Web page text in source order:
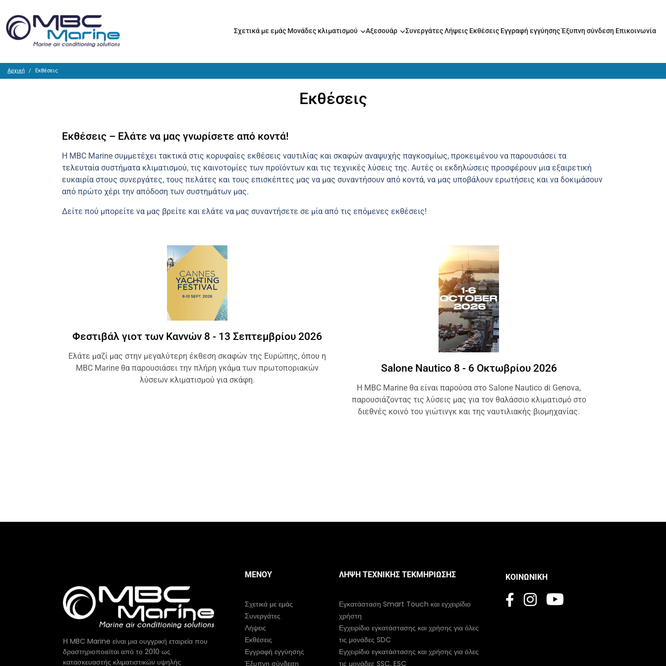
Σχετικά με εμάς Μονάδες κλιματισμού Αξεσουάρ ΣυνεργάτεςΛήψεις Εκθέσεις Εγγραφή εγγύησηςΈξυπνη σύνδεση Επικοινωνία
Αρχική Εκθέσεις
Εκθέσεις
Εκθέσεις – Ελάτε να μας γνωρίσετε από κοντά!
Η MBC Marine συμμετέχει τακτικά στις κορυφαίες εκθέσεις ναυτιλίας και σκαφών αναψυχής παγκοσμίως, προκειμένου να παρουσιάσει τα
τελευταία συστήματα κλιματισμού, τις καινοτομίες των προϊόντων και τις τεχνικές λύσεις της. Αυτές οι εκδηλώσεις προσφέρουν μια εξαιρετική
ευκαιρία στους συνεργάτες, τους πελάτες και τους επισκέπτες μας να μας συναντήσουν από κοντά, να μας υποβάλουν ερωτήσεις και να δοκιμάσουν
από πρώτο χέρι την απόδοση των συστημάτων μας.
Δείτε πού μπορείτε να μας βρείτε και ελάτε να μας συναντήσετε σε μία από τις επόμενες εκθέσεις!
Φεστιβάλ γιοτ των Καννών 8 - 13 Σεπτεμβρίου 2026
Ελάτε μαζί μας στην μεγαλύτερη έκθεση σκαφών της Ευρώπης, όπου η
MBC Marine θα παρουσιάσει την πλήρη γκάμα των πρωτοποριακών
λύσεων κλιματισμού για σκάφη.
Salone Nautico 8 - 6 Οκτωβρίου 2026
Η MBC Marine θα είναι παρούσα στο Salone Nautico di Genova,
παρουσιάζοντας τις λύσεις μας για τον θαλάσσιο κλιματισμό στο
διεθνές κοινό του γιώτινγκ και της ναυτιλιακής βιομηχανίας.
Η MBC Marine είναι μια ουγγρική εταιρεία που
δραστηριοποιείται από το 2010 ως
κατασκευαστής κλιματιστικών υψηλής
ΜΕΝΟΎ
Σχετικά με εμάς
Συνεργάτες
Λήψεις
Εκθέσεις
Εγγραφή εγγύησης
Έξυπνη σύνδεση
ΛΉΨΗ ΤΕΧΝΙΚΉΣ ΤΕΚΜΗΡΊΩΣΗΣ
Εγκατάσταση Smart Touch και εγχειρίδιο
χρήστη
Εγχειρίδιο εγκατάστασης και χρήσης για όλες
τις μονάδες SDC
Εγχειρίδιο εγκατάστασης και χρήσης για όλες
τις μονάδες SSC, ESC
ΚΟΙΝΩΝΙΚΉ